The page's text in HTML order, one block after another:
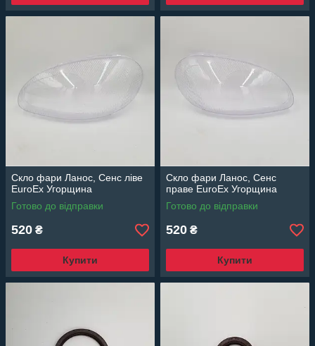
Скло фари Ланос, Сенс ліве
EuroEx Угорщина
Готово до відправки
520 ₴
Купити
Скло фари Ланос, Сенс
праве EuroEx Угорщина
Готово до відправки
520 ₴
Купити